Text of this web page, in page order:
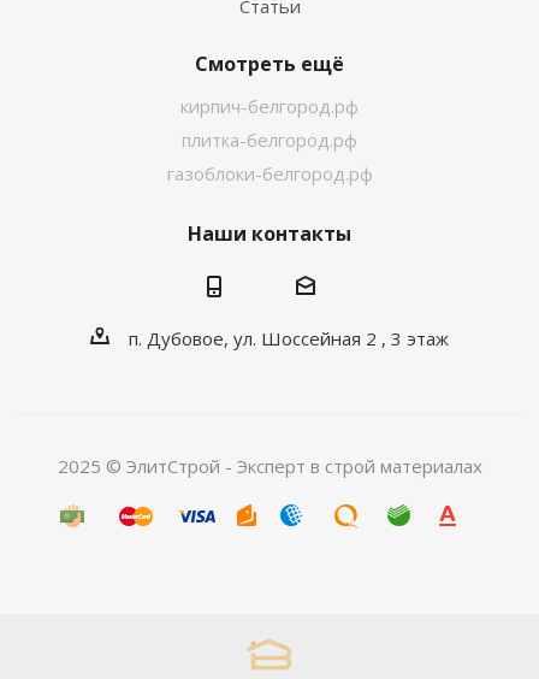
Статьи
Смотреть ещё
кирпич-белгород.рф
плитка-белгород.рф
газоблоки-белгород.рф
Наши контакты
п. Дубовое, ул. Шоссейная 2 , 3 этаж
2025 © ЭлитСтрой - Эксперт в строй материалах